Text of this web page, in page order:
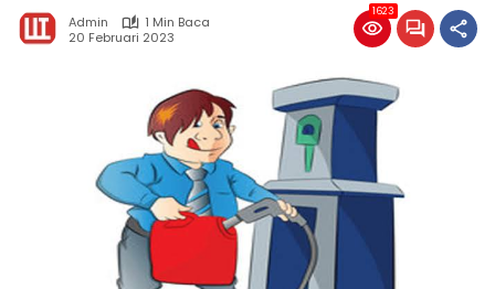
Admin
1 Min Baca
20 Februari 2023
1623